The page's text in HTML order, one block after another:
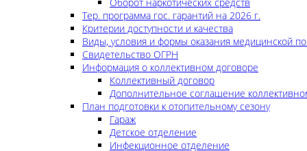
Тер. программа гос. гарантий на 2026 г.
Критерии доступности и качества
Виды, условия и формы оказания медицинской
Свидетельство ОГРН
Информация о коллективном договоре
Коллективный договор
Дополнительное соглашение
План подготовки к отопительному сезону
Гараж
Детское отделение
Инфекционное отделение